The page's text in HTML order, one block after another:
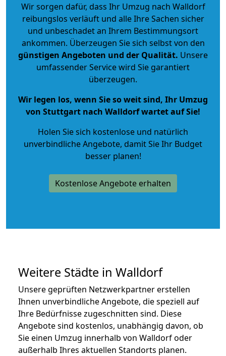
Wir sorgen dafür, dass Ihr Umzug nach Walldorf
reibungslos verläuft und alle Ihre Sachen sicher
und unbeschadet an Ihrem Bestimmungsort
ankommen. Überzeugen Sie sich selbst von den
günstigen Angeboten und der Qualität. Unsere
umfassender Service wird Sie garantiert
überzeugen.
Wir legen los, wenn Sie so weit sind, Ihr Umzug
von Stuttgart nach Walldorf wartet auf Sie!
Holen Sie sich kostenlose und natürlich
unverbindliche Angebote, damit Sie Ihr Budget
besser planen!
Kostenlose Angebote erhalten
Weitere Städte in Walldorf
Unsere geprüften Netzwerkpartner erstellen
Ihnen unverbindliche Angebote, die speziell auf
Ihre Bedürfnisse zugeschnitten sind. Diese
Angebote sind kostenlos, unabhängig davon, ob
Sie einen Umzug innerhalb von Walldorf oder
außerhalb Ihres aktuellen Standorts planen.